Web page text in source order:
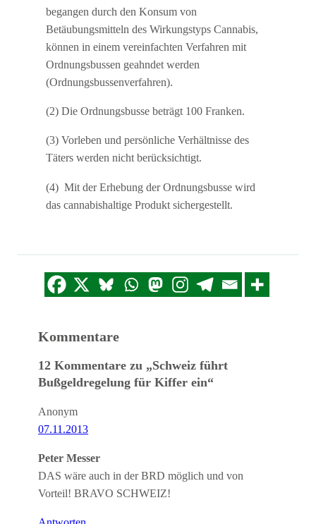
begangen durch den Konsum von
Betäubungsmitteln des Wirkungstyps Cannabis,
können in einem vereinfachten Verfahren mit
Ordnungsbussen geahndet werden
(Ordnungsbussenverfahren).
(2) Die Ordnungsbusse beträgt 100 Franken.
(3) Vorleben und persönliche Verhältnisse des
Täters werden nicht berücksichtigt.
(4) Mit der Erhebung der Ordnungsbusse wird
das cannabishaltige Produkt sichergestellt.
Kommentare
12 Kommentare zu „Schweiz führt
Bußgeldregelung für Kiffer ein“
Anonym
07.11.2013
Peter Messer
DAS wäre auch in der BRD möglich und von
Vorteil! BRAVO SCHWEIZ!